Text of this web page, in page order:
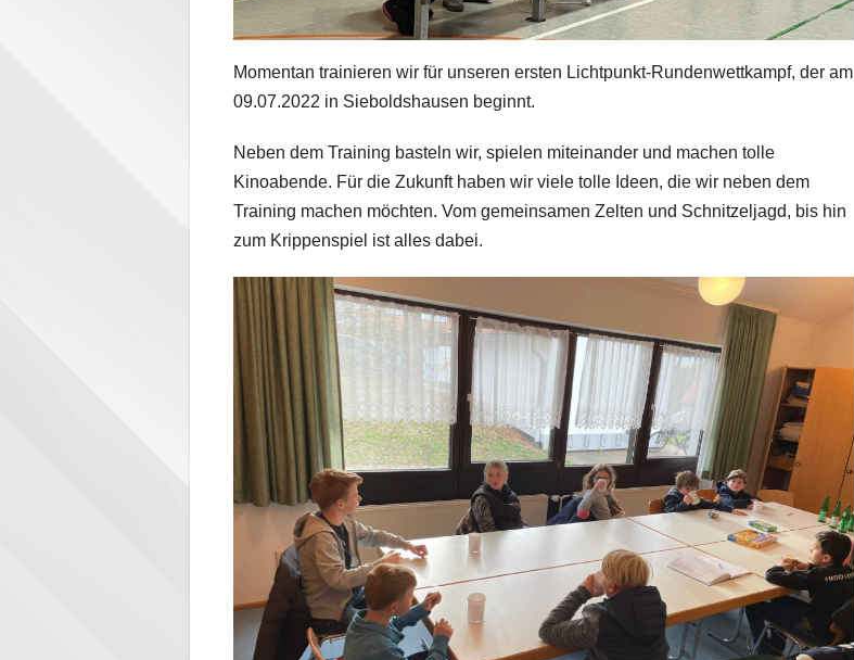
Momentan trainieren wir für unseren ersten Lichtpunkt-Rundenwettkampf, der am
09.07.2022 in Sieboldshausen beginnt.
Neben dem Training basteln wir, spielen miteinander und machen tolle
Kinoabende. Für die Zukunft haben wir viele tolle Ideen, die wir neben dem
Training machen möchten. Vom gemeinsamen Zelten und Schnitzeljagd, bis hin
zum Krippenspiel ist alles dabei.